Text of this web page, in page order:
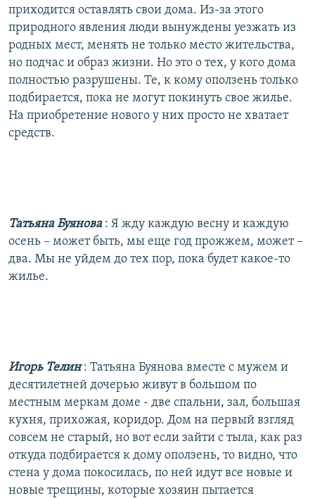
приходится оставлять свои дома. Из-за этого
природного явления люди вынуждены уезжать из
родных мест, менять не только место жительства,
но подчас и образ жизни. Но это о тех, у кого дома
полностью разрушены. Те, к кому оползень только
подбирается, пока не могут покинуть свое жилье.
На приобретение нового у них просто не хватает
средств.
Татьяна Буянова : Я жду каждую весну и каждую
осень – может быть, мы еще год прожжем, может –
два. Мы не уйдем до тех пор, пока будет какое-то
жилье.
Игорь Телин: Татьяна Буянова вместе с мужем и
десятилетней дочерью живут в большом по
местным меркам доме - две спальни, зал, большая
кухня, прихожая, коридор. Дом на первый взгляд
совсем не старый, но вот если зайти с тыла, как раз
откуда подбирается к дому оползень, то видно, что
стена у дома покосилась, по ней идут все новые и
новые трещины, которые хозяин пытается